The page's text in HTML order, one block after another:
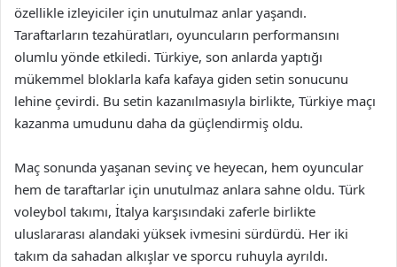
özellikle izleyiciler için unutulmaz anlar yaşandı.
Taraftarların tezahüratları, oyuncuların performansını
olumlu yönde etkiledi. Türkiye, son anlarda yaptığı
mükemmel bloklarla kafa kafaya giden setin sonucunu
lehine çevirdi. Bu setin kazanılmasıyla birlikte, Türkiye maçı
kazanma umudunu daha da güçlendirmiş oldu.
Maç sonunda yaşanan sevinç ve heyecan, hem oyuncular
hem de taraftarlar için unutulmaz anlara sahne oldu. Türk
voleybol takımı, İtalya karşısındaki zaferle birlikte
uluslararası alandaki yüksek ivmesini sürdürdü. Her iki
takım da sahadan alkışlar ve sporcu ruhuyla ayrıldı.